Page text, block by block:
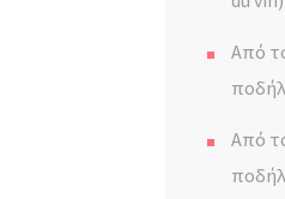
Από
Από